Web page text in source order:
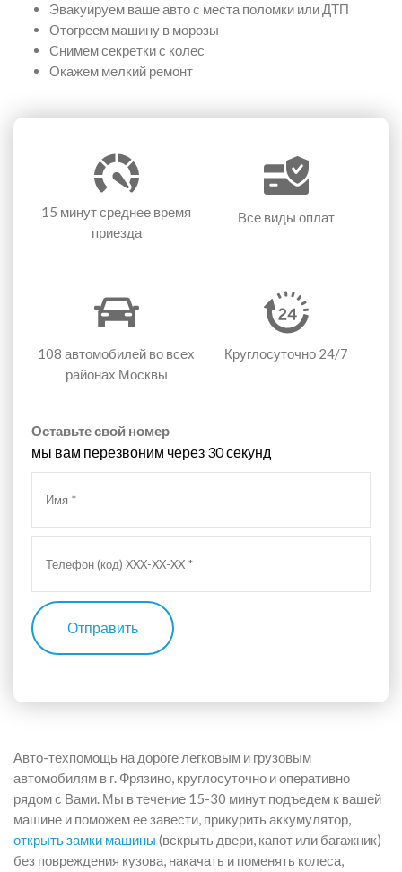
Эвакуируем ваше авто с места поломки или ДТП
Отогреем машину в морозы
Снимем секретки с колес
Окажем мелкий ремонт
15 минутсреднее время
приезда
Все виды оплат
108 автомобилей во всех
районах Москвы
Круглосуточно 24/7
Оставьте свой номер
мы вам перезвоним через 30 секунд
Отправить
Авто-техпомощь на дороге легковым и грузовым
автомобилям в г. Фрязино, круглосуточно и оперативно
рядом с Вами. Мы в течение 15-30 минут подъедем к вашей
машине и поможем ее завести, прикурить аккумулятор,
открыть замки машины (вскрыть двери, капот или багажник)
без повреждения кузова, накачать и поменять колеса,